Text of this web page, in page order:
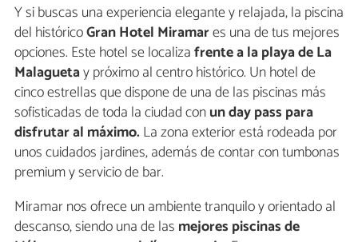
Y si buscas una experiencia elegante y relajada, la piscina
del históricoGran Hotel Miramares una de tus mejores
opciones. Este hotel se localizafrente a la playa de La
Malaguetay próximo al centro histórico. Un hotel de
cinco estrellas que dispone de una de las piscinas más
sofisticadas de toda la ciudad conun day pass para
disfrutar al máximo.La zona exterior está rodeada por
unos cuidados jardines, además de contar con tumbonas
premium y servicio de bar.
Miramar nos ofrece un ambiente tranquilo y orientado al
descanso, siendo una de las mejores piscinas de